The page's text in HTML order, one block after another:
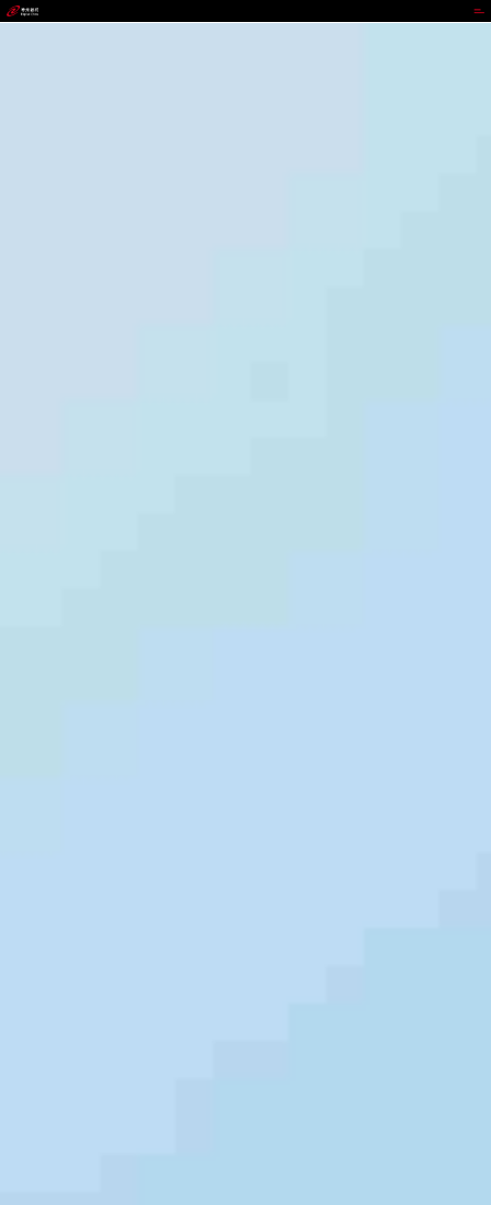
IWBET